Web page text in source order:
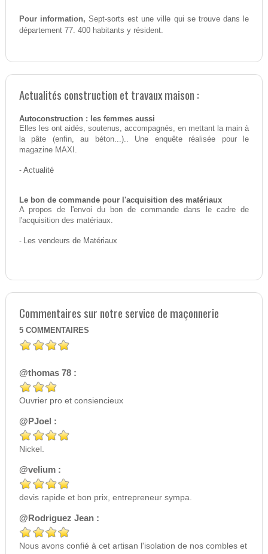
Pour information, Sept-sorts est une ville qui se trouve dans le
département 77. 400 habitants y résident.
Actualités construction et travaux maison :
Autoconstruction : les femmes aussi
Elles les ont aidés, soutenus, accompagnés, en mettant la main à
la pâte (enfin, au béton...).. Une enquête réalisée pour le
magazine MAXI.
- Actualité
Le bon de commande pour l'acquisition des matériaux
A propos de l'envoi du bon de commande dans le cadre de
l'acquisition des matériaux.
- Les vendeurs de Matériaux
Commentaires sur notre service de maçonnerie
5 COMMENTAIRES
@thomas 78 :
Ouvrier pro et consiencieux
@PJoel :
Nickel.
@velium :
devis rapide et bon prix, entrepreneur sympa.
@Rodriguez Jean :
Nous avons confié à cet artisan l'isolation de nos combles et